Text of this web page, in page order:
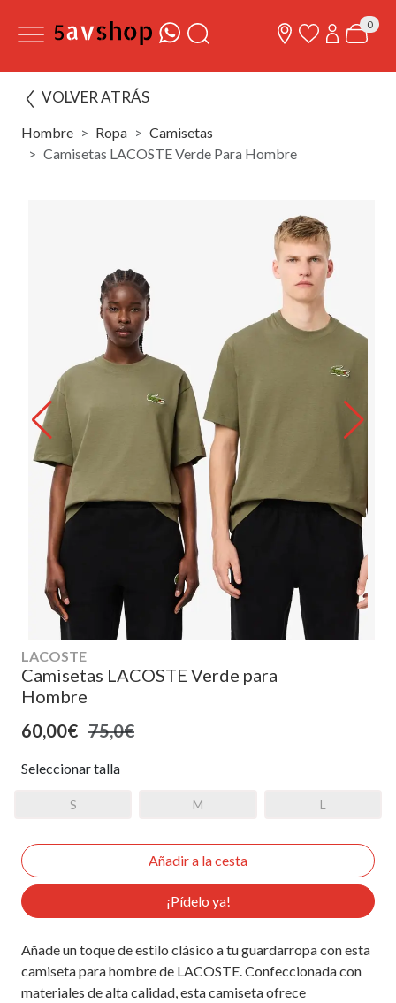
0
VOLVER ATRÁS
Hombre Ropa
Camisetas
Camisetas LACOSTE Verde Para Hombre
LACOSTE
Camisetas LACOSTE Verde para
Hombre
60,00€ 75,0€
Seleccionar talla
S M L
¡Pídelo ya!
Añade un toque de estilo clásico a tu guardarropa con esta
camiseta para hombre de LACOSTE. Confeccionada con
materiales de alta calidad, esta camiseta ofrece